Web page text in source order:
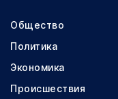
Общество
Политика
Экономика
Происшествия